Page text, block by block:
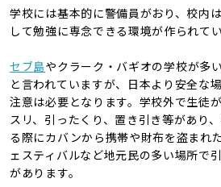
学校には基本的に警備員がおり、校内
して勉強に専念できる環境が作られてい
セブ島やクラーク・バギオの学校が多
と言われていますが、日本より安全な
注意は必要となります。学校外で生徒
スリ、引ったくり、置き引き等があり
る際にカバンから携帯や財布を盗まれ
ェスティバルなど地元民の多い場所で
があります。